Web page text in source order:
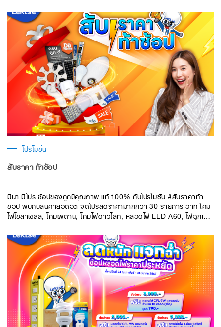
โปรโมชั่น
สับราคา ท้าช้อป
มีนา มีโปร ช้อปของถูกมีคุณภาพ แท้ 100% กับโปรโมชัน #สับราคาท้า
ช้อป พบกับสินค้ายอดฮิต จัดโปรลดราคามากกว่า 30 รายการ อาทิ โคม
ไฟโซล่าเซลล์, โคมเพดาน, โคมไฟดาวไลท์, หลอดไฟ LED A60, ไฟฉุกเฉิน